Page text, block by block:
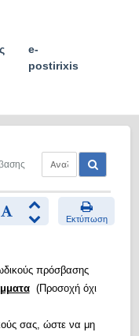
e-
postirixis
Εκτύπωση
πρόσβασης
(Προσοχή όχι
σας, ώστε να μη